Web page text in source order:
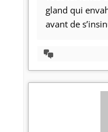
gland qui
avant de